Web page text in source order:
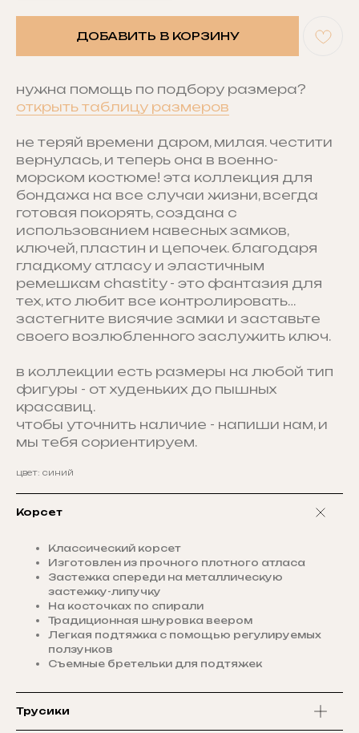
ДОБАВИТЬ В КОРЗИНУ
нужна помощь по подбору размера?
открыть таблицу размеров
не теряй времени даром, милая. честити
вернулась, и теперь она в военно-
морском костюме! эта коллекция для
бондажа на все случаи жизни, всегда
готовая покорять, создана с
использованием навесных замков,
ключей, пластин и цепочек. благодаря
гладкому атласу и эластичным
ремешкам chastity - это фантазия для
тех, кто любит все контролировать…
застегните висячие замки и заставьте
своего возлюбленного заслужить ключ.
в коллекции есть размеры на любой тип
фигуры - от худеньких до пышных
красавиц.
чтобы уточнить наличие - напиши нам, и
мы тебя сориентируем.
цвет: синий
Корсет
Классический корсет
Изготовлен из прочного плотного атласа
Застежка спереди на металлическую
застежку-липучку
На косточках по спирали
Традиционная шнуровка веером
Легкая подтяжка с помощью регулируемых
ползунков
Съемные бретельки для подтяжек
Трусики